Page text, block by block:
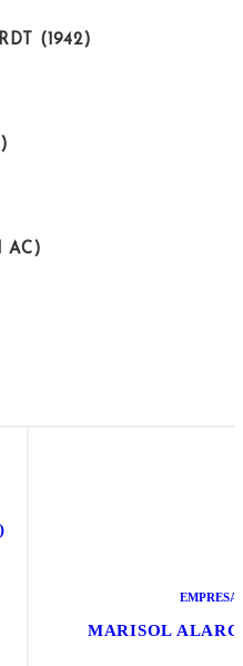
(1942)
AC)
MARISOL